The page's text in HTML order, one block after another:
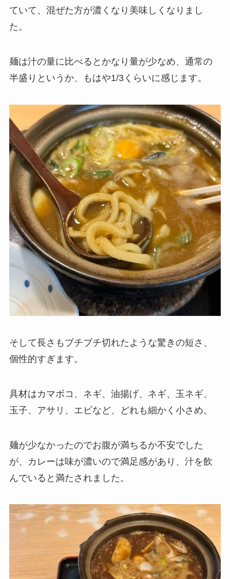
ていて、混ぜた方が濃くなり美味しくなりまし
た。
麺は汁の量に比べるとかなり量が少なめ、通常の
半盛りというか、もはや1/3くらいに感じます。
そして長さもブチブチ切れたような驚きの短さ、
個性的すぎます。
具材はカマボコ、ネギ、油揚げ、ネギ、玉ネギ、
玉子、アサリ、エビなど、どれも細かく小さめ。
麺が少なかったのでお腹が満ちるか不安でした
が、カレーは味が濃いので満足感があり、汁を飲
んでいると満たされました。